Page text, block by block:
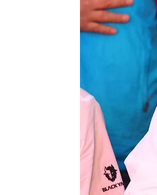
[속보]코스닥, 2.86포
[속보]코스피, 6200선
[속보]원·달러 환율,
[속보] 노원서 40.1도
[속보]종합특검, '계엄
외신들도 주목한 韓축
11시간 압수수색에 성
[속보]규제합리화위원
[속보]국힘 윤리위, '돌려
[속보] 7월 중국 수출
[속보]'채상병 순직 책임' 임성
[속보]종합특검, '관저이전 봐